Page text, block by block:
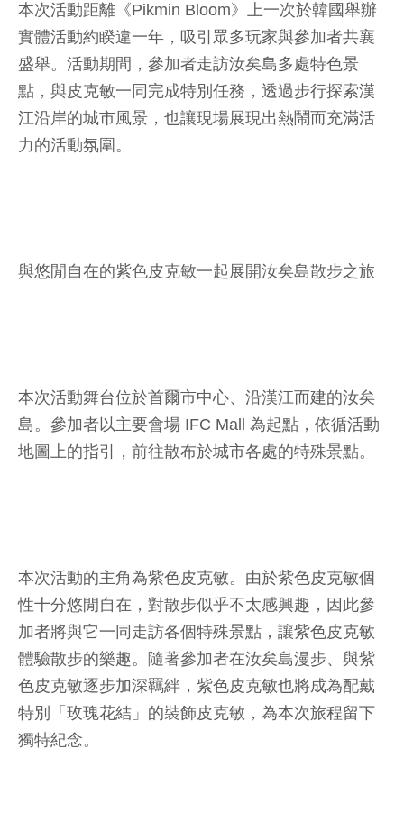
本次活動距離《Pikmin Bloom》上一次於韓國舉辦
實體活動約睽違一年，吸引眾多玩家與參加者共襄
盛舉。活動期間，參加者走訪汝矣島多處特色景
點，與皮克敏一同完成特別任務，透過步行探索漢
江沿岸的城市風景，也讓現場展現出熱鬧而充滿活
力的活動氛圍。
與悠閒自在的紫色皮克敏一起展開汝矣島散步之旅
本次活動舞台位於首爾市中心、沿漢江而建的汝矣
島。參加者以主要會場 IFC Mall 為起點，依循活動
地圖上的指引，前往散布於城市各處的特殊景點。
本次活動的主角為紫色皮克敏。由於紫色皮克敏個
性十分悠閒自在，對散步似乎不太感興趣，因此參
加者將與它一同走訪各個特殊景點，讓紫色皮克敏
體驗散步的樂趣。隨著參加者在汝矣島漫步、與紫
色皮克敏逐步加深羈絆，紫色皮克敏也將成為配戴
特別「玫瑰花結」的裝飾皮克敏，為本次旅程留下
獨特紀念。